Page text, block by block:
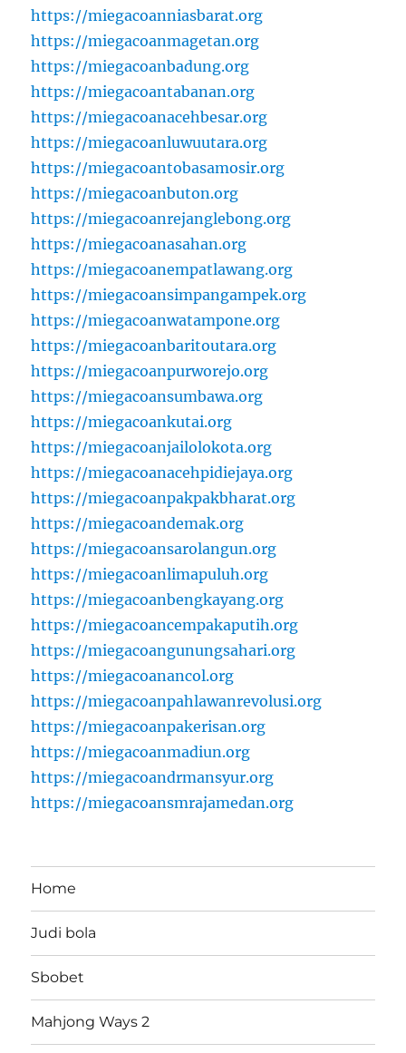
https://miegacoanniasbarat.org
https://miegacoanmagetan.org
https://miegacoanbadung.org
https://miegacoantabanan.org
https://miegacoanacehbesar.org
https://miegacoanluwuutara.org
https://miegacoantobasamosir.org
https://miegacoanbuton.org
https://miegacoanrejanglebong.org
https://miegacoanasahan.org
https://miegacoanempatlawang.org
https://miegacoansimpangampek.org
https://miegacoanwatampone.org
https://miegacoanbaritoutara.org
https://miegacoanpurworejo.org
https://miegacoansumbawa.org
https://miegacoankutai.org
https://miegacoanjailolokota.org
https://miegacoanacehpidiejaya.org
https://miegacoanpakpakbharat.org
https://miegacoandemak.org
https://miegacoansarolangun.org
https://miegacoanlimapuluh.org
https://miegacoanbengkayang.org
https://miegacoancempakaputih.org
https://miegacoangunungsahari.org
https://miegacoanancol.org
https://miegacoanpahlawanrevolusi.org
https://miegacoanpakerisan.org
https://miegacoanmadiun.org
https://miegacoandrmansyur.org
https://miegacoansmrajamedan.org
Home
Judi bola
Sbobet
Mahjong Ways 2